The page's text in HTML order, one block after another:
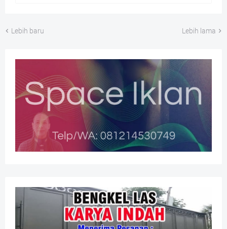
Lebih baru Lebih lama